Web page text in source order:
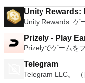
Unity Rewards: ゲ
Prizelyでゲームを
Telegram
Telegram LLC。 （